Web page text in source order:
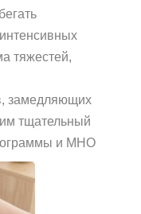
тяжестей,
замедляющих
тщательный
и МНО